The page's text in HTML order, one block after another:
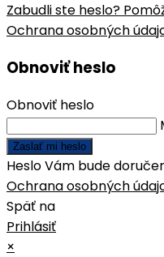
Zabudli ste heslo?
Ochrana osobných
Obnoviť heslo
Obnoviť heslo
Zaslať mi heslo
Heslo Vám bude
Ochrana osobných
Späť na
Prihlásiť
×